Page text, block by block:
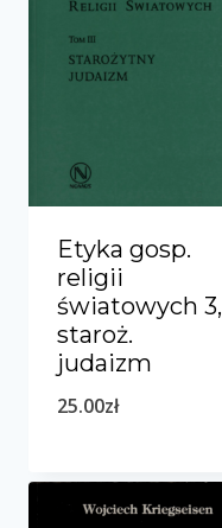
Etyka gosp.
religii
światowych 3,
staroż.
judaizm
25.00zł